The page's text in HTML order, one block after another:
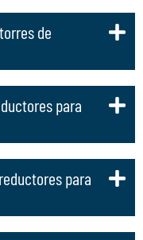
de
para
para